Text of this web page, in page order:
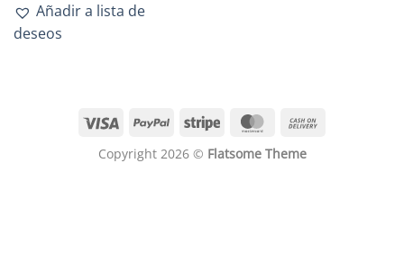
Añadir a lista de
deseos
Copyright 2026 © Flatsome Theme